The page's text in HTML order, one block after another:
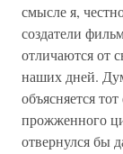
смысле я,
создатели
отличаются от
наших дней.
объясняется
прожженного
отвернулся бы